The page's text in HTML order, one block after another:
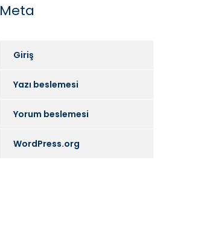
Meta
Giriş
Yazı beslemesi
Yorum beslemesi
WordPress.org